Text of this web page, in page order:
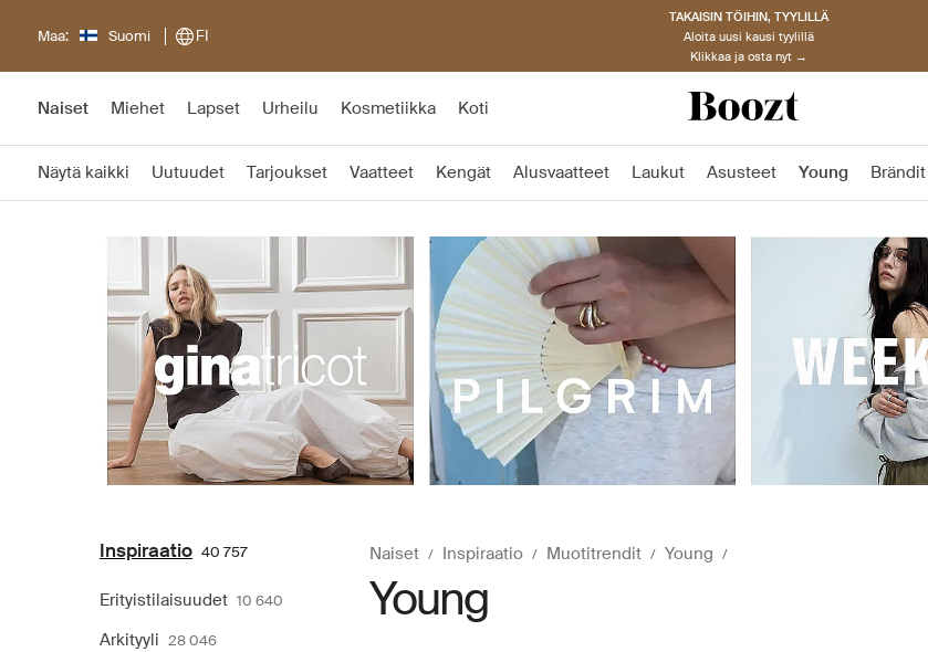
Maa: Suomi FI
TAKAISIN TÖIHIN, TYYLILLÄ
Aloita uusi kausi tyylillä
Klikkaa ja osta nyt →
Naiset Miehet Lapset Urheilu Kosmetiikka Koti
Näytä kaikki Uutuudet Tarjoukset Vaatteet Kengät Alusvaatteet Laukut Asusteet Young Brändit
Inspiraatio 40 757
Erityistilaisuudet 10 640
Arkityyli 28 046
Naiset Inspiraatio Muotitrendit Young
Young